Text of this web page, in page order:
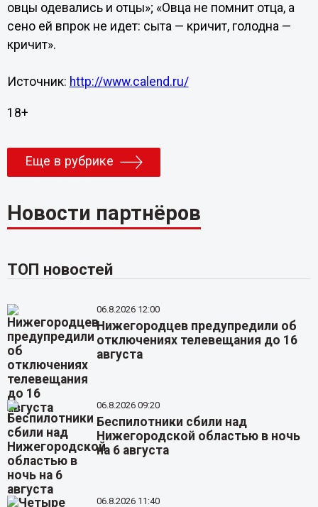
овцы одевались и отцы»; «Овца не помнит отца, а
сено ей впрок не идет: сыта — кричит, голодна —
кричит».
Источник: http://www.calend.ru/
18+
Еще в рубрике
Новости партнёров
ТОП новостей
06.8.2026 12:00
Нижегородцев предупредили об
отключениях телевещания до 16
августа
06.8.2026 09:20
Беспилотники сбили над
Нижегородской областью в ночь
на 6 августа
06.8.2026 11:40